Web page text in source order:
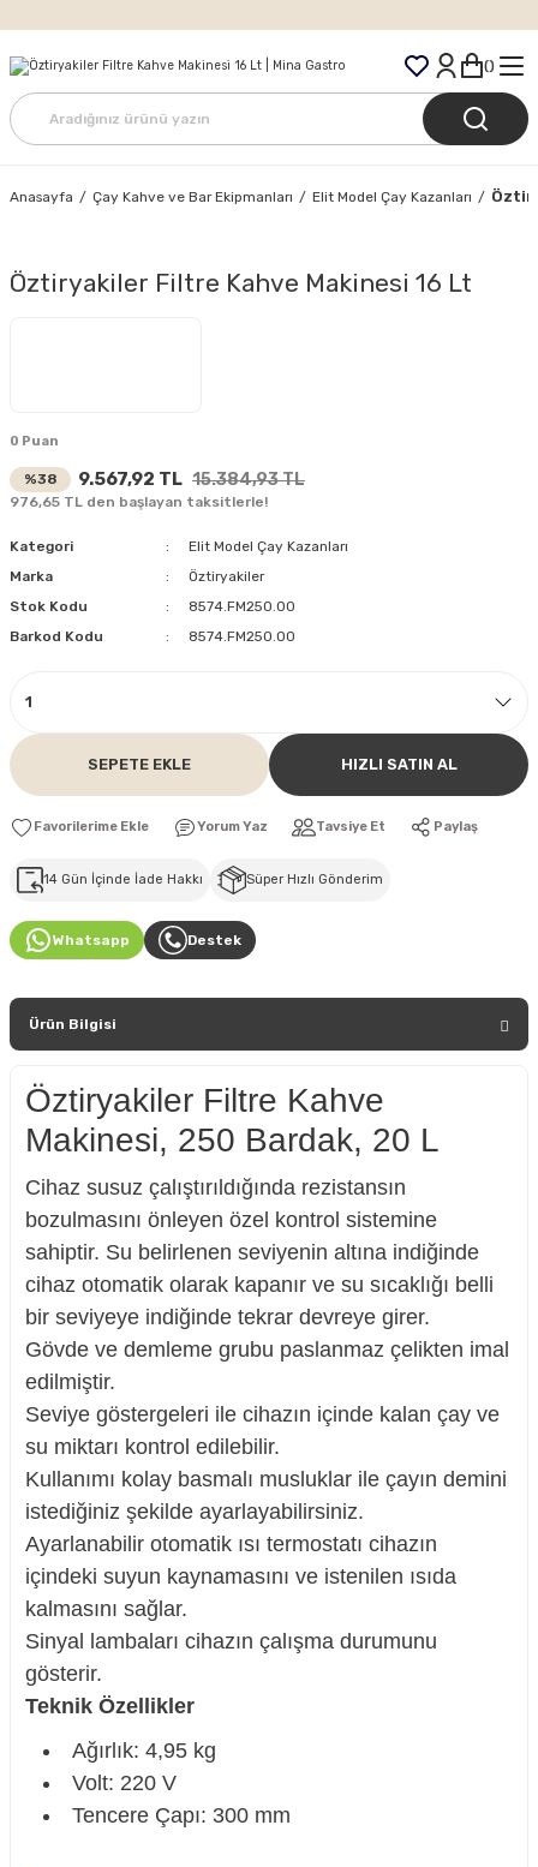
Tüm Siparişlerde Ücretsiz Kargo
Anasayfa Çay Kahve ve Bar Ekipmanları Elit Model Çay Kazanları
Öztiryakiler Filtre Kahve Makinesi 16 Lt
0 Puan
%38 9.567,92 TL 15.384,93 TL
976,65 TL den başlayan taksitlerle!
Kategori
Elit Model Çay Kazanları
Marka
Öztiryakiler
Stok Kodu
8574.FM250.00
Barkod Kodu
8574.FM250.00
SEPETE EKLE HIZLI SATIN AL
Yorum Yaz Tavsiye Et Paylaş
14 Gün İçinde İade Hakkı Süper Hızlı Gönderim
Whatsapp Destek
Ürün Bilgisi
Öztiryakiler Filtre Kahve
Makinesi, 250 Bardak, 20 L
Cihaz susuz çalıştırıldığında rezistansın
bozulmasını önleyen özel kontrol sistemine
sahiptir. Su belirlenen seviyenin altına indiğinde
cihaz otomatik olarak kapanır ve su sıcaklığı belli
bir seviyeye indiğinde tekrar devreye girer.
Gövde ve demleme grubu paslanmaz çelikten imal
edilmiştir.
Seviye göstergeleri ile cihazın içinde kalan çay ve
su miktarı kontrol edilebilir.
Kullanımı kolay basmalı musluklar ile çayın demini
istediğiniz şekilde ayarlayabilirsiniz.
Ayarlanabilir otomatik ısı termostatı cihazın
içindeki suyun kaynamasını ve istenilen ısıda
kalmasını sağlar.
Sinyal lambaları cihazın çalışma durumunu
gösterir.
Teknik Özellikler
Ağırlık: 4,95 kg
Volt: 220 V
Tencere Çapı: 300 mm